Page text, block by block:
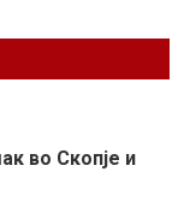
во Скопје и